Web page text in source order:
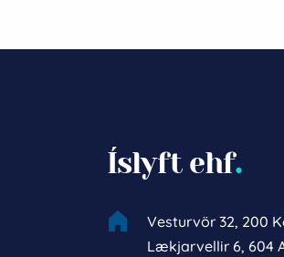
Íslyft ehf.
Vesturvör 32, 200
Lækjarvellir 6, 604